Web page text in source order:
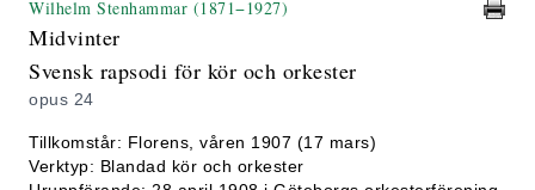
Wilhelm Stenhammar (1871−1927)
Midvinter
Svensk rapsodi för kör och orkester
opus 24
Tillkomstår: Florens, våren 1907 (17 mars)
Verktyp: Blandad kör och orkester